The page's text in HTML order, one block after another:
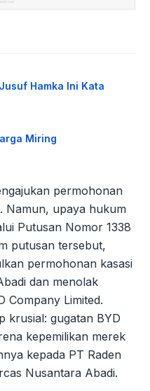
Hamka Ini Kata
Miring
permohonan
Namun, upaya hukum
Putusan Nomor 1338
putusan tersebut,
permohonan kasasi
dan menolak
Company Limited.
krusial: gugatan BYD
kepemilikan merek
kepada PT Raden
Nusantara Abadi.